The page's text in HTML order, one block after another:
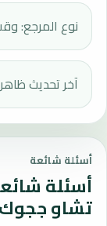
نوع المرجع:
آخر تحديث ظاهر للصفحة: ٧
أسئلة شائعة
أسئلة
تشاو ججوك